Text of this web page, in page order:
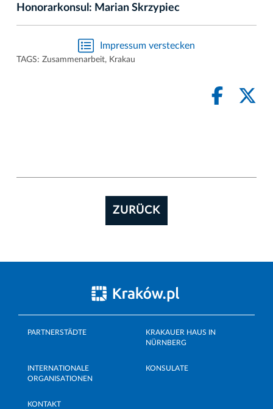
Honorarkonsul: Marian Skrzypiec
Impressum verstecken
TAGS: Zusammenarbeit, Krakau
ZURÜCK
PARTNERSTÄDTE
KRAKAUER HAUS IN
NÜRNBERG
INTERNATIONALE
ORGANISATIONEN
KONSULATE
KONTAKT